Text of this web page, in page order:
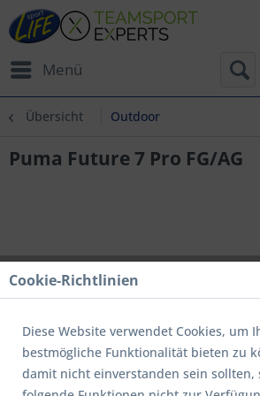
Menü
Übersicht Outdoor
Puma Future 7 Pro FG/AG
Cookie-Richtlinien
Diese Website verwendet Cookies, um
bestmögliche Funktionalität bieten zu
damit nicht einverstanden sein sollten,